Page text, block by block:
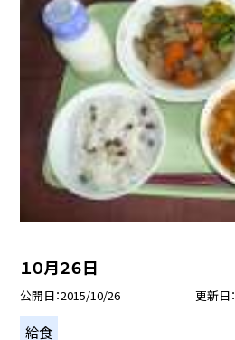
１０月２６日
公開日 2015/10/26 更新日
給食